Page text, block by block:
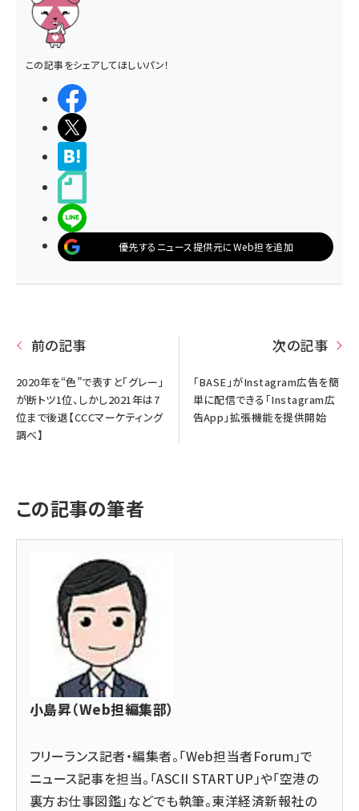
この記事をシェアしてほしいパン！
優先するニュース提供元にWeb担を追加
前の記事
2020年を“色”で表すと「グレー」
が断トツ1位、しかし2021年は7
位まで後退【CCCマーケティング
調べ】
次の記事
「BASE」がInstagram広告を簡
単に配信できる「Instagram広
告App」拡張機能を提供開始
この記事の筆者
小島昇（Web担編集部）
フリーランス記者・編集者。「Web担当者Forum」で
ニュース記事を担当。「ASCII STARTUP」や「空港の
裏方お仕事図鑑」などでも執筆。東洋経済新報社の